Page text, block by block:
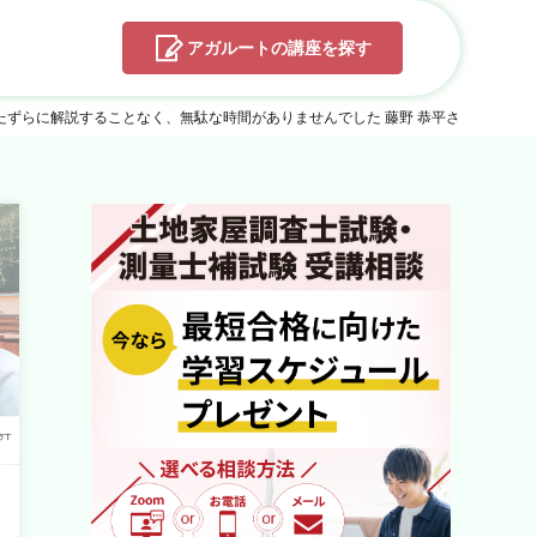
アガルートの講座を探す
らに解説することなく、無駄な時間がありませんでした 藤野 恭平さん